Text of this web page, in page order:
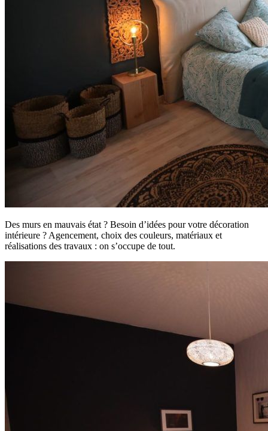
Des murs en mauvais état ? Besoin d’idées pour votre décoration
intérieure ? Agencement, choix des couleurs, matériaux et
réalisations des travaux : on s’occupe de tout.